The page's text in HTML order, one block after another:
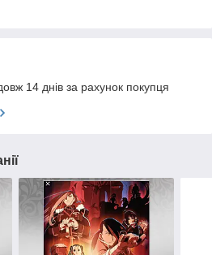
14 днів за рахунок покупця